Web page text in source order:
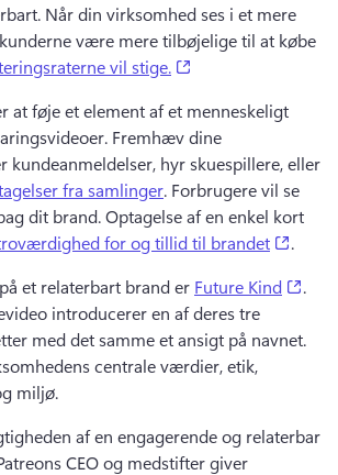
Når din virksomhed ses i et mere
være mere tilbøjelige til at købe
vil stige.
at føje et element af et menneskeligt
Fremhæv dine
kundeanmeldelser, hyr skuespillere, eller
fra samlinger. Forbrugere vil se
dit brand. Optagelse af en enkel kort
for og tillid til brandet
.
et relaterbart brand er Future Kind
introducerer en af deres tre
centrale værdier, etik,
miljø.
af en engagerende og relaterbar
CEO og medstifter giver